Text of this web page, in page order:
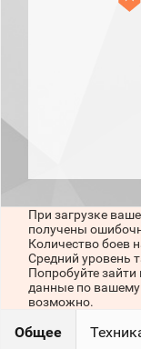
игроков
Кланы
Статистика
стримеров
Информация
При загрузке
получены
Количество боев
Средний уровень
Попробуйте
данные по вашему
возможно.
Общее